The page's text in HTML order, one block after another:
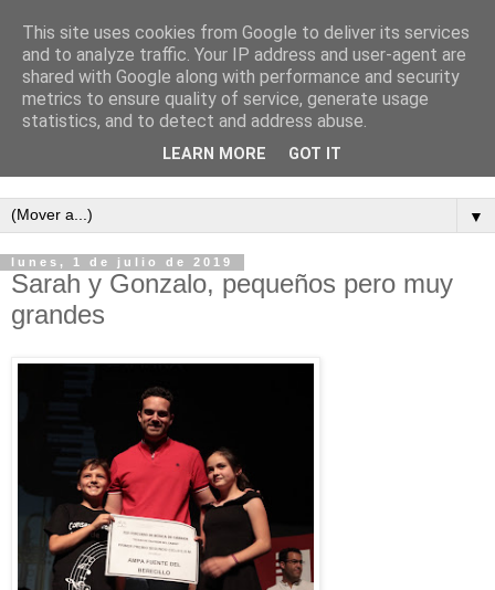
Semanario independiente de Calañas
▼
lunes, 1 de julio de 2019
Sarah y Gonzalo, pequeños pero muy
grandes
This site uses cookies from Google to deliver its services
and to analyze traffic. Your IP address and user-agent are
shared with Google along with performance and security
metrics to ensure quality of service, generate usage
statistics, and to detect and address abuse.
LEARN MORE GOT IT